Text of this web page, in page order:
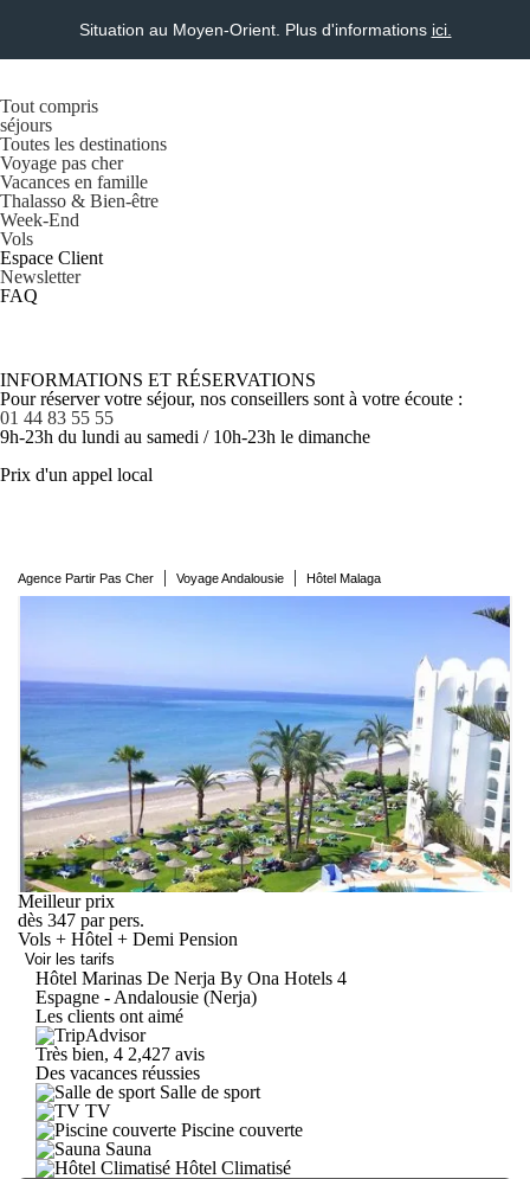
Situation au Moyen-Orient. Plus d'informations ici.
Tout compris
séjours
Toutes les destinations
Voyage pas cher
Vacances en famille
Thalasso & Bien-être
Week-End
Vols
Espace Client
Newsletter
FAQ
INFORMATIONS ET RÉSERVATIONS
Pour réserver votre séjour, nos conseillers sont à votre écoute :
01 44 83 55 55
9h-23h du lundi au samedi / 10h-23h le dimanche
Prix d'un appel local
Agence Partir Pas Cher | Voyage Andalousie | Hôtel Malaga
Meilleur prix
dès 347 par pers.
Vols + Hôtel + Demi Pension
Voir les tarifs
Hôtel Marinas De Nerja By Ona Hotels 4
Espagne - Andalousie (Nerja)
Les clients ont aimé
Très bien, 4 2,427 avis
Des vacances réussies
Salle de sport
TV
Piscine couverte
Sauna
Hôtel Climatisé